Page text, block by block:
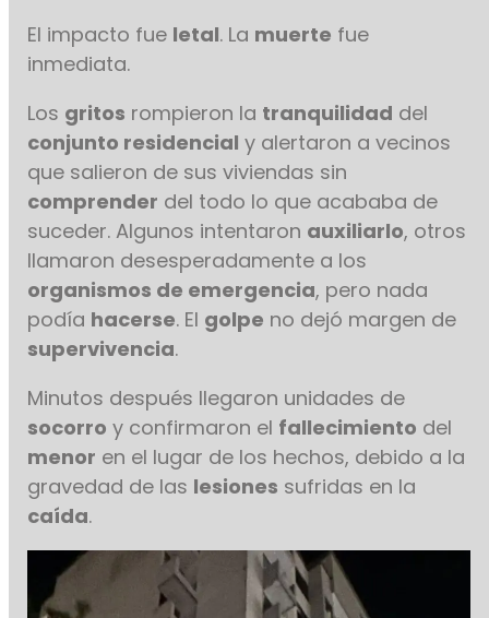
El impacto fue letal. La muerte fue
inmediata.
Los gritos rompieron la tranquilidad del
conjunto residencial y alertaron a vecinos
que salieron de sus viviendas sin
comprender del todo lo que acababa de
suceder. Algunos intentaron auxiliarlo, otros
llamaron desesperadamente a los
organismos de emergencia, pero nada
podía hacerse. El golpe no dejó margen de
supervivencia.
Minutos después llegaron unidades de
socorro y confirmaron el fallecimiento del
menor en el lugar de los hechos, debido a la
gravedad de las lesiones sufridas en la
caída.